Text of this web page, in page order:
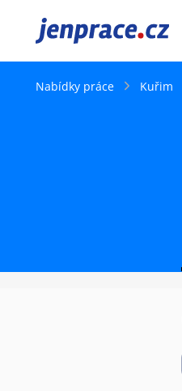
JenPráce.cz
Nabídky práce Kuřim